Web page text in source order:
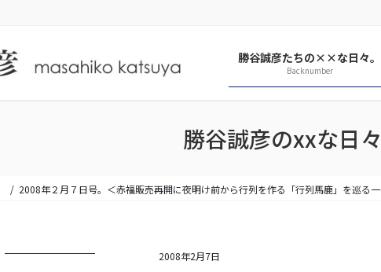
勝谷誠彦たちの××な日々。
Backnumber
勝谷誠彦のxxな日々
2008年２月７日号。＜赤福販売再開に夜明け前から行列を作る「行列馬鹿」を巡る一
2008年2月7日